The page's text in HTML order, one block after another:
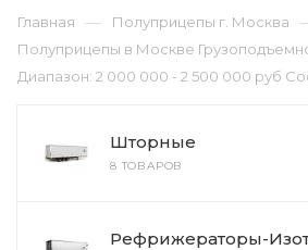
Главная — Полуприцепы г. Москва
Полуприцепы в Москве
Диапазон: 2 000 000 - 2 500 000 руб
Шторные
8 ТОВАРОВ
Рефрижераторы-